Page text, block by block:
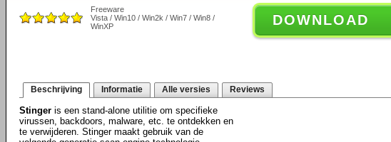
Freeware
Vista / Win10 / Win2k / Win7 / Win8 /
WinXP
DOWNLOAD
Beschrijving Informatie Alle versies Reviews
Stinger is een stand-alone utilitie om specifieke
virussen, backdoors, malware, etc. te ontdekken en
te verwijderen. Stinger maakt gebruik van de